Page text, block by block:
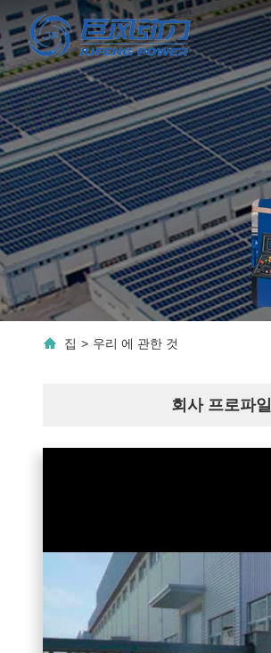
집 > 우리 에 관한 것
회사 프로파일